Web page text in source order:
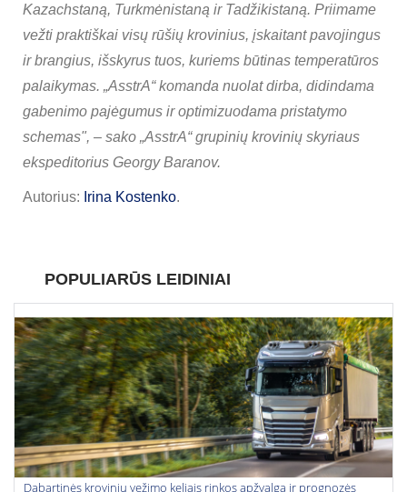
Kazachstaną, Turkmėnistaną ir Tadžikistaną. Priimame
vežti praktiškai visų rūšių krovinius, įskaitant pavojingus
ir brangius, išskyrus tuos, kuriems būtinas temperatūros
palaikymas. „AsstrA“ komanda nuolat dirba, didindama
gabenimo pajėgumus ir optimizuodama pristatymo
schemas", – sako „AsstrA“ grupinių krovinių skyriaus
ekspeditorius Georgy Baranov.
Autorius: Irina Kostenko.
POPULIARŪS LEIDINIAI
Dabartinės krovinių vežimo keliais rinkos apžvalga ir prognozės